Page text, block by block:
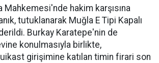
Mahkemesi'nde hakim karşısına
tutuklanarak Muğla E Tipi Kapalı
Burkay Karatepe'nin de
konulmasıyla birlikte,
girişimine katılan timin firari son